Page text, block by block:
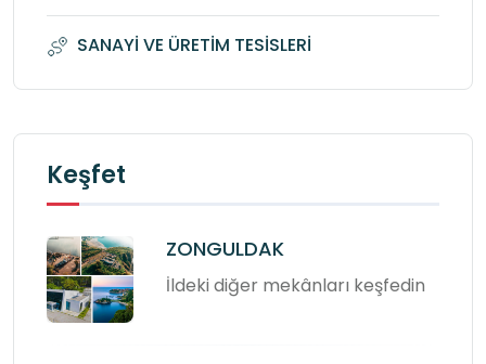
SANAYİ VE ÜRETİM TESİSLERİ
Keşfet
ZONGULDAK
İldeki diğer mekânları keşfedin